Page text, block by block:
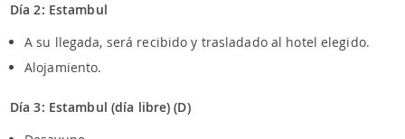
Día 2: Estambul
A su llegada, será recibido y trasladado al hotel elegido.
Alojamiento.
Día 3: Estambul (día libre) (D)